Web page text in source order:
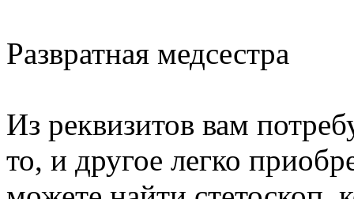
Развратная медсестра
Из реквизитов вам
то, и другое легко